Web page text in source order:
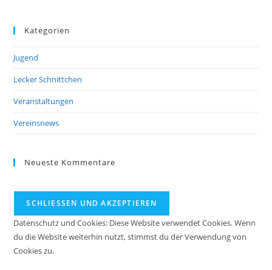
Kategorien
Jugend
Lecker Schnittchen
Veranstaltungen
Vereinsnews
Neueste Kommentare
Datenschutz und Cookies: Diese Website verwendet Cookies. Wenn
du die Website weiterhin nutzt, stimmst du der Verwendung von
Cookies zu.